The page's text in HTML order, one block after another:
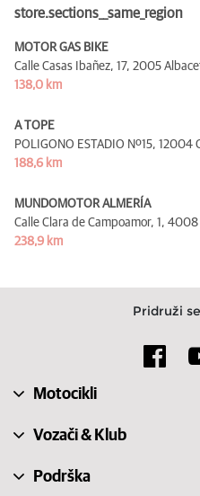
store.sections__same_region
MOTOR GAS BIKE
Calle Casas Ibañez, 17, 2005
138,0 km
A TOPE
POLIGONO ESTADIO Nº15, 12004
188,6 km
MUNDOMOTOR ALMERÍA
Calle Clara de Campoamor, 1, 4008
238,9 km
Pridruži
Motocikli
Vozači & Klub
Podrška